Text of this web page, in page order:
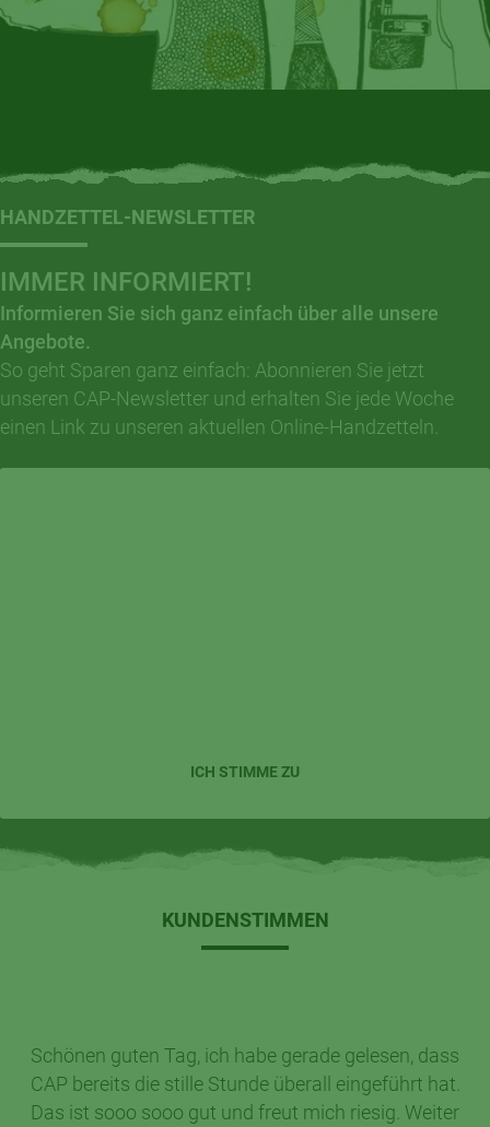
HANDZETTEL-NEWSLETTER
IMMER INFORMIERT!
Informieren Sie sich ganz einfach über alle unsere
Angebote.
So geht Sparen ganz einfach: Abonnieren Sie jetzt
unseren CAP-Newsletter und erhalten Sie jede Woche
einen Link zu unseren aktuellen Online-Handzetteln.
ICH STIMME ZU
KUNDENSTIMMEN
Schönen guten Tag, ich habe gerade gelesen, dass
CAP bereits die stille Stunde überall eingeführt hat.
Das ist sooo sooo gut und freut mich riesig. Weiter